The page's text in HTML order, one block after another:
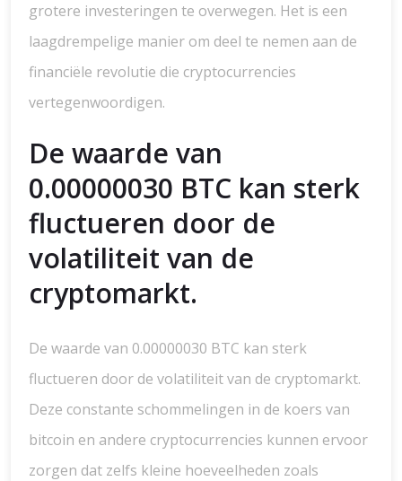
grotere investeringen te overwegen. Het is een
laagdrempelige manier om deel te nemen aan de
financiële revolutie die cryptocurrencies
vertegenwoordigen.
De waarde van
0.00000030 BTC kan sterk
fluctueren door de
volatiliteit van de
cryptomarkt.
De waarde van 0.00000030 BTC kan sterk
fluctueren door de volatiliteit van de cryptomarkt.
Deze constante schommelingen in de koers van
bitcoin en andere cryptocurrencies kunnen ervoor
zorgen dat zelfs kleine hoeveelheden zoals